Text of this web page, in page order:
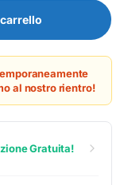
16GB 512GB
al nostro rientro!
Gratuita!